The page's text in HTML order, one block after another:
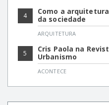
4
Como a
da sociedade
ARQUITETURA
5
Cris Paola na
Urbanismo
ACONTECE